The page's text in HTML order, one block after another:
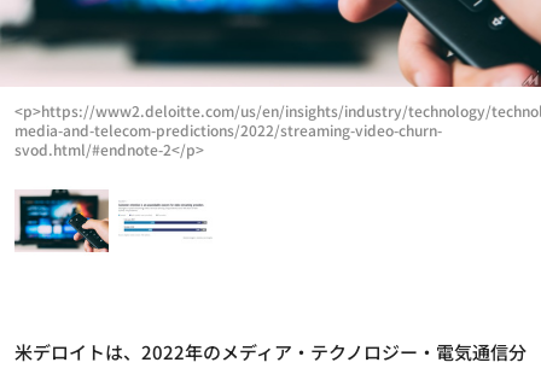
<p>https://www2.deloitte.com/us/en/insights/industry/technology/
media-and-telecom-predictions/2022/streaming-video-churn-
svod.html/#endnote-2</p>
米デロイトは、2022年のメディア・テクノロジー・電気通信分